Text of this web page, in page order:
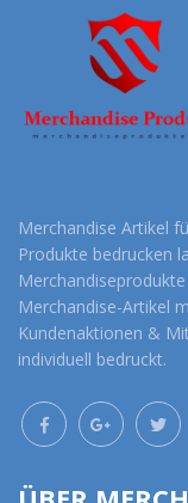
Merchandise Artikel
Produkte bedrucken
Merchandise-Artikel
Kundenaktionen &
individuell bedruckt.